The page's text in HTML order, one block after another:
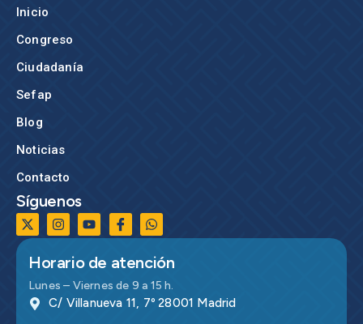
Inicio
Congreso
Ciudadanía
Sefap
Blog
Noticias
Contacto
Síguenos
Horario de atención
Lunes – Viernes de 9 a 15 h.
C/ Villanueva 11, 7º 28001 Madrid